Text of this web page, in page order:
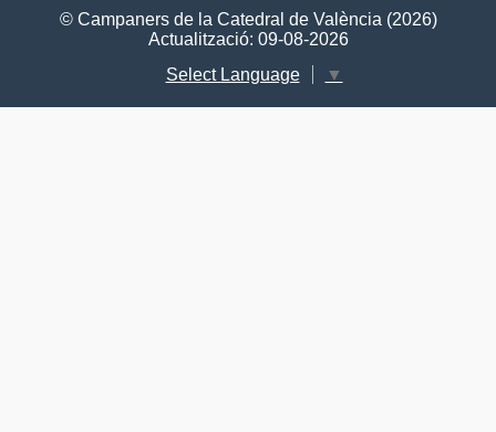
© Campaners de la Catedral de València (2026)
Actualització: 09-08-2026
Select Language
▼